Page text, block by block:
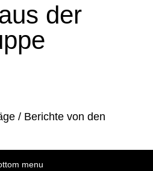
der
/ Berichte von den
menu